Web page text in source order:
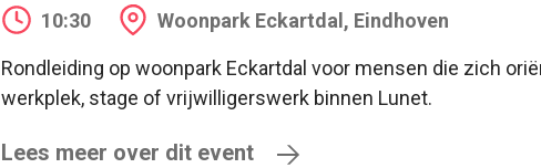
10:30 Woonpark Eckartdal, Eindhoven
Rondleiding op woonpark Eckartdal voor mensen die zich
werkplek, stage of vrijwilligerswerk binnen Lunet.
Lees meer over dit event